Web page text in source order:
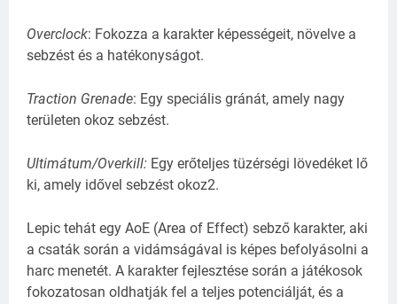
Overclock: Fokozza a karakter képességeit, növelve a
sebzést és a hatékonyságot.
Traction Grenade: Egy speciális gránát, amely nagy
területen okoz sebzést.
Ultimátum/Overkill: Egy erőteljes tüzérségi lövedéket lő
ki, amely idővel sebzést okoz2.
Lepic tehát egy AoE (Area of Effect) sebző karakter, aki
a csaták során a vidámságával is képes befolyásolni a
harc menetét. A karakter fejlesztése során a játékosok
fokozatosan oldhatják fel a teljes potenciálját, és a